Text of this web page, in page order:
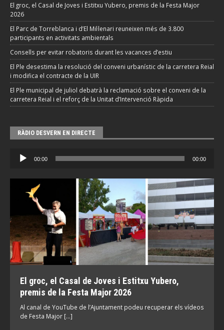
El groc, el Casal de Joves i Estitxu Yubero, premis de la Festa Major
2026
El Parc de Torreblanca i d’El Mil·lenari reuneixen més de 3.800
participants en activitats ambientals
Consells per evitar robatoris durant les vacances d’estiu
El Ple desestima la resolució del conveni urbanístic de la carretera Reial
i modifica el contracte de la UIR
El Ple municipal de juliol debatrà la reclamació sobre el conveni de la
carretera Reial i el reforç de la Unitat d’Intervenció Ràpida
RÀDIO DESVERN EN DIRECTE
Reproductor
d'àudio
00:00 00:00
El groc, el Casal de Joves i Estitxu Yubero,
premis de la Festa Major 2026
Al canal de YouTube de l’Ajuntament podeu recuperar els vídeos
de Festa Major […]